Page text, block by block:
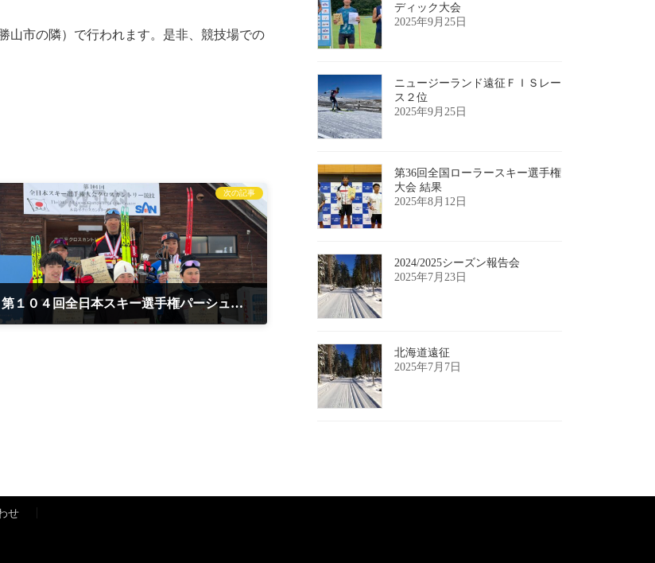
山市の隣）で行われます。是非、競技場での
次の記事
第１０４回全日本スキー選手権パーシュート種目優勝
ディック大会
2025年9月25日
ニュージーランド遠征ＦＩＳレー
ス２位
2025年9月25日
第36回全国ローラースキー選手権
大会 結果
2025年8月12日
2024/2025シーズン報告会
2025年7月23日
北海道遠征
2025年7月7日
せ